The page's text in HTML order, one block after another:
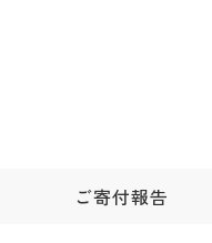
ご寄付報告